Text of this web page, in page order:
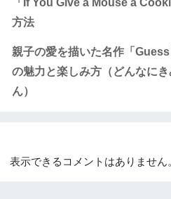
方法
親子の愛を描いた名作「
の魅力と楽しみ方（どんなに
ん）
表示できるコメントはありません